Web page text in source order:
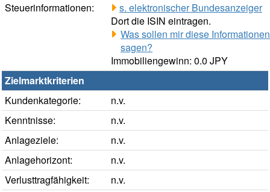
Steuerinformationen:
s. elektronischer Bundesanzeiger
Dort die ISIN eintragen.
Was sollen mir diese Informationen
sagen?
Immobiliengewinn: 0.0 JPY
Zielmarktkriterien
Kundenkategorie:
n.v.
Kenntnisse:
n.v.
Anlageziele:
n.v.
Anlagehorizont:
n.v.
Verlusttragfähigkeit:
n.v.